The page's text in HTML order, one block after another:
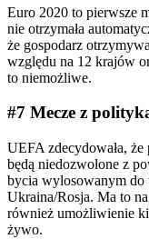
Euro 2020 to pierwsze
nie otrzymała
że gospodarz
względu na 12 krajów
to niemożliwe.
#7 Mecze z
UEFA zdecydowała,
będą niedozwolone z
bycia wylosowanym do
Ukraina/Rosja. Ma to
również umożliwienie
żywo.